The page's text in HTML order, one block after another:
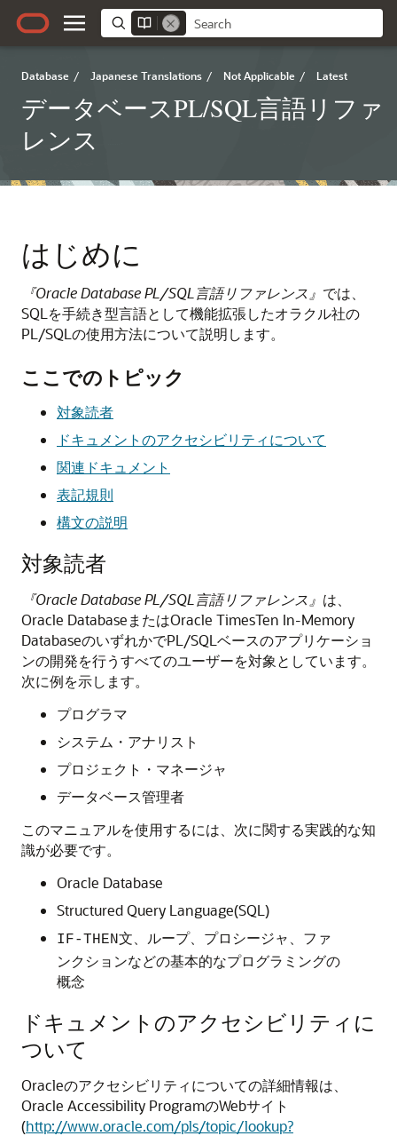
Database / Japanese Translations / Not Applicable / Latest
データベースPL/SQL言語リファ
レンス
はじめに
『Oracle Database PL/SQL言語リファレンス』 では、
SQLを手続き型言語として機能拡張したオラクル社の
PL/SQLの使用方法について説明します。
ここでのトピック
対象読者
ドキュメントのアクセシビリティについて
関連ドキュメント
表記規則
構文の説明
対象読者
『Oracle Database PL/SQL言語リファレンス』 は、
Oracle DatabaseまたはOracle TimesTen In-Memory
DatabaseのいずれかでPL/SQLベースのアプリケーショ
ンの開発を行うすべてのユーザーを対象としています。
次に例を示します。
プログラマ
システム・アナリスト
プロジェクト・マネージャ
データベース管理者
このマニュアルを使用するには、次に関する実践的な知
識が必要です。
Oracle Database
Structured Query Language(SQL)
IF-THEN文、ループ、プロシージャ、ファ
ンクションなどの基本的なプログラミングの
概念
ドキュメントのアクセシビリティに
ついて
Oracleのアクセシビリティについての詳細情報は、
Oracle Accessibility ProgramのWebサイト
(http://www.oracle.com/pls/topic/lookup?